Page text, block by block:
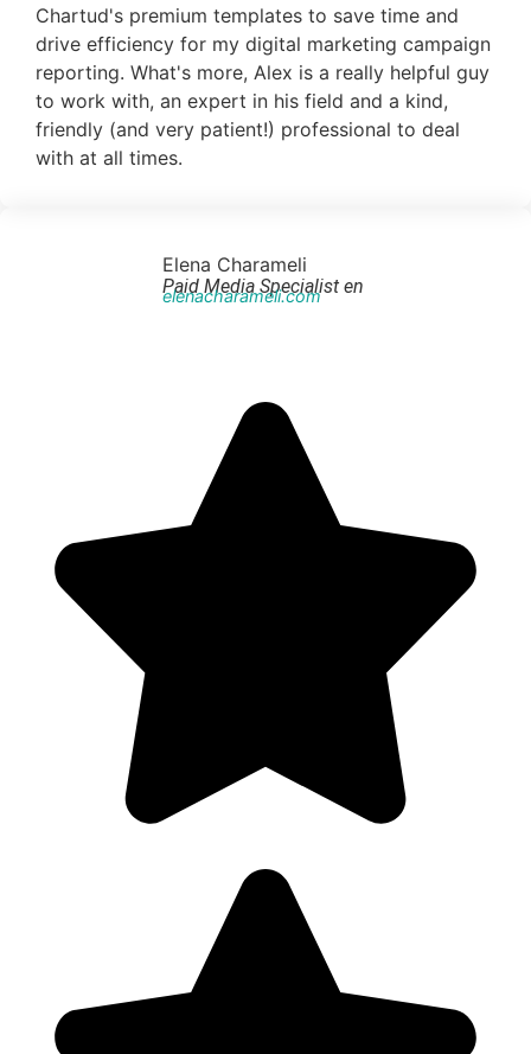
Chartud's premium templates to save time and
drive efficiency for my digital marketing campaign
reporting. What's more, Alex is a really helpful guy
to work with, an expert in his field and a kind,
friendly (and very patient!) professional to deal
with at all times.
Elena Charameli
Paid Media Specialist en
elenacharameli.com